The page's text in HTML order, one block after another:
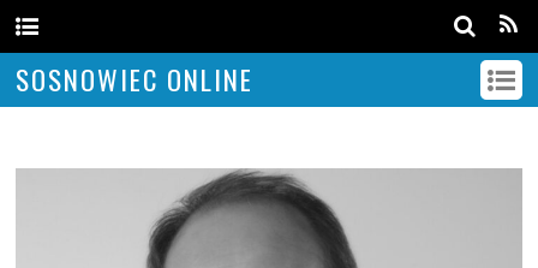
SOSNOWIEC ONLINE